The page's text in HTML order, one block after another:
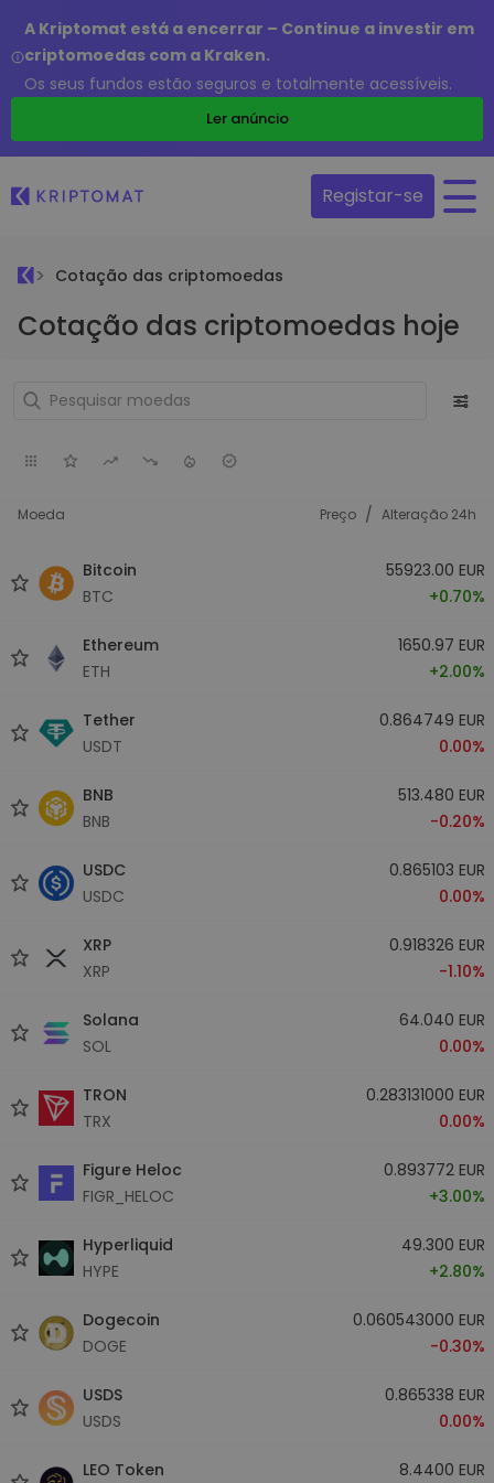
A Kriptomat está a encerrar – Continue a investir em
criptomoedas com a Kraken.
Os seus fundos estão seguros e totalmente acessíveis.
Ler anúncio
Registar-se
Cotação das criptomoedas
Cotação das criptomoedas hoje
Moeda Preço / Alteração 24h
Bitcoin
BTC
55923.00 EUR
+0.70%
Ethereum
ETH
1650.97 EUR
+2.00%
Tether
USDT
0.864749 EUR
0.00%
BNB
BNB
513.480 EUR
-0.20%
USDC
USDC
0.865103 EUR
0.00%
XRP
XRP
0.918326 EUR
-1.10%
Solana
SOL
64.040 EUR
0.00%
TRON
TRX
0.283131000 EUR
0.00%
Figure Heloc
FIGR_HELOC
0.893772 EUR
+3.00%
Hyperliquid
HYPE
49.300 EUR
+2.80%
Dogecoin
DOGE
0.060543000 EUR
-0.30%
USDS
USDS
0.865338 EUR
0.00%
LEO Token
8.4400 EUR